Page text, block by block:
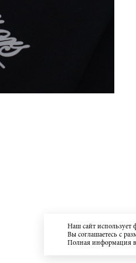
Наш сайт использует
Вы соглашаетесь с
Полная информация в